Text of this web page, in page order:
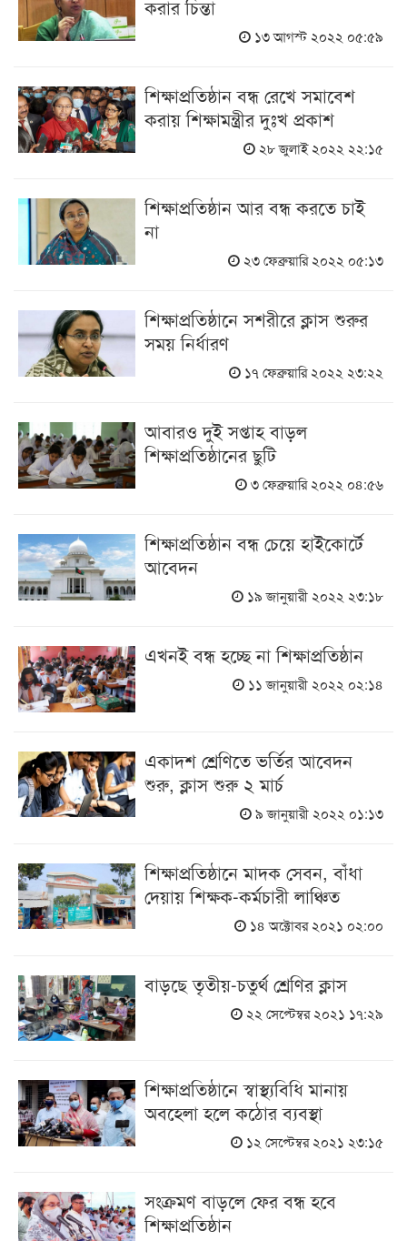
করার চিন্তা
১৩ আগস্ট ২০২২ ০৫:৫৯
শিক্ষাপ্রতিষ্ঠান বন্ধ রেখে সমাবেশ
করায় শিক্ষামন্ত্রীর দুঃখ প্রকাশ
২৮ জুলাই ২০২২ ২২:১৫
শিক্ষাপ্রতিষ্ঠান আর বন্ধ করতে চাই
না
২৩ ফেব্রুয়ারি ২০২২ ০৫:১৩
শিক্ষাপ্রতিষ্ঠানে সশরীরে ক্লাস শুরুর
সময় নির্ধারণ
১৭ ফেব্রুয়ারি ২০২২ ২৩:২২
আবারও দুই সপ্তাহ বাড়ল
শিক্ষাপ্রতিষ্ঠানের ছুটি
৩ ফেব্রুয়ারি ২০২২ ০৪:৫৬
শিক্ষাপ্রতিষ্ঠান বন্ধ চেয়ে হাইকোর্টে
আবেদন
১৯ জানুয়ারী ২০২২ ২৩:১৮
এখনই বন্ধ হচ্ছে না শিক্ষাপ্রতিষ্ঠান
১১ জানুয়ারী ২০২২ ০২:১৪
একাদশ শ্রেণিতে ভর্তির আবেদন
শুরু, ক্লাস শুরু ২ মার্চ
৯ জানুয়ারী ২০২২ ০১:১৩
শিক্ষাপ্রতিষ্ঠানে মাদক সেবন, বাঁধা
দেয়ায় শিক্ষক-কর্মচারী লাঞ্চিত
১৪ অক্টোবর ২০২১ ০২:০০
বাড়ছে তৃতীয়-চতুর্থ শ্রেণির ক্লাস
২২ সেপ্টেম্বর ২০২১ ১৭:২৯
শিক্ষাপ্রতিষ্ঠানে স্বাস্থ্যবিধি মানায়
অবহেলা হলে কঠোর ব্যবস্থা
১২ সেপ্টেম্বর ২০২১ ২৩:১৫
সংক্রমণ বাড়লে ফের বন্ধ হবে
শিক্ষাপ্রতিষ্ঠান